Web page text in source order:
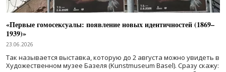
«Первые гомосексуалы: появление новых идентичностей (1869–
1939)»
23.06.2026
Так называется выставка, которую до 2 августа можно увидеть в
Художественном музее Базеля (Kunstmuseum Basel). Сразу скажу: